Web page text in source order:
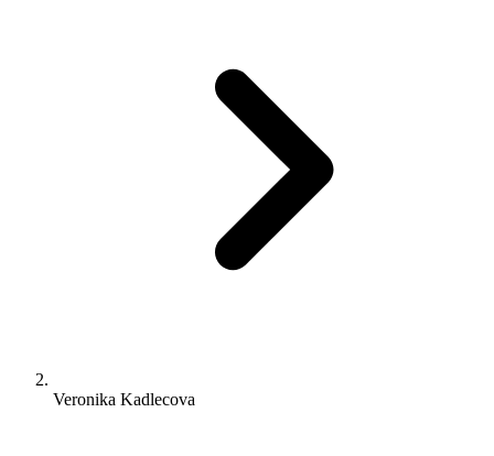
Veronika Kadlecova